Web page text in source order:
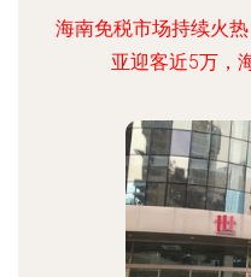
海南免税市场持续火
亚迎客近5万，